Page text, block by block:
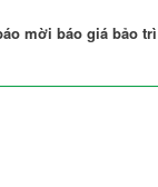
mời báo giá bảo